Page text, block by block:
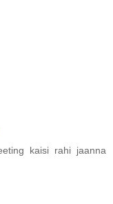
kaisi rahi jaanna